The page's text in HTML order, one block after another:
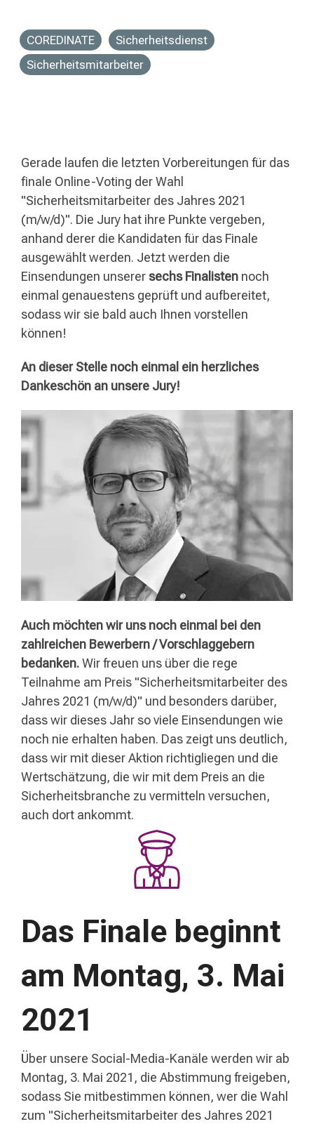
COREDINATE
Sicherheitsdienst
Sicherheitsmitarbeiter
Gerade laufen die letzten Vorbereitungen für das
finale Online-Voting der Wahl
"Sicherheitsmitarbeiter des Jahres 2021
(m/w/d)". Die Jury hat ihre Punkte vergeben,
anhand derer die Kandidaten für das Finale
ausgewählt werden. Jetzt werden die
Einsendungen unserer sechs Finalisten noch
einmal genauestens geprüft und aufbereitet,
sodass wir sie bald auch Ihnen vorstellen
können!
An dieser Stelle noch einmal ein herzliches
Dankeschön an unsere Jury!
Auch möchten wir uns noch einmal bei den
zahlreichen Bewerbern / Vorschlaggebern
bedanken.Wir freuen uns über die rege
Teilnahme am Preis "Sicherheitsmitarbeiter des
Jahres 2021 (m/w/d)" und besonders darüber,
dass wir dieses Jahr so viele Einsendungen wie
noch nie erhalten haben. Das zeigt uns deutlich,
dass wir mit dieser Aktion richtigliegen und die
Wertschätzung, die wir mit dem Preis an die
Sicherheitsbranche zu vermitteln versuchen,
auch dort ankommt.
Das Finale beginnt
am Montag, 3. Mai
2021
Über unsere Social-Media-Kanäle werden wir ab
Montag, 3. Mai 2021, die Abstimmung freigeben,
sodass Sie mitbestimmen können, wer die Wahl
zum "Sicherheitsmitarbeiter des Jahres 2021